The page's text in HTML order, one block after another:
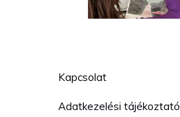
Kapcsolat
Adatkezelési tájékoztató